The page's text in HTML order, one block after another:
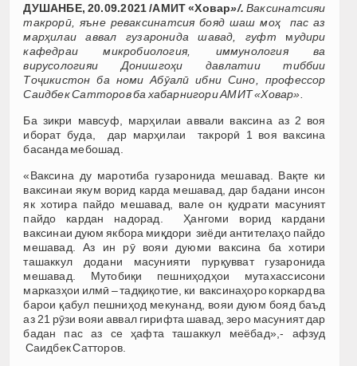
ДУШАНБЕ, 20.09.2021 /АМИТ «Ховар»/.Ваксинатсияи
такрорӣ, яъне реваксинатсия бояд шаш моҳ пас аз
марҳилаи аввал гузаронида шавад, гуфт мудири
кафедраи микробиология, иммунология ва
вирусологияи Донишгоҳи давлатии тиббии
Тоҷикистон ба номи Абӯалӣ ибни Сино, профессор
Саидбек Сатторов ба хабарнигори АМИТ «Ховар».
Ба зикри мавсуф, марҳилаи аввали ваксина аз 2 воя
иборат буда, дар марҳилаи такрорӣ 1 воя ваксина
басанда мебошад.
«Ваксина ду маротиба гузаронида мешавад. Вақте ки
ваксинаи якум ворид карда мешавад, дар бадани инсон
як хотира пайдо мешавад, вале он қудрати масуният
пайдо кардан надорад. Ҳангоми ворид кардани
ваксинаи дуюм якбора миқдори зиёди антителаҳо пайдо
мешавад. Аз ин рӯ вояи дуюми ваксина ба хотири
ташаккул додани масунияти пурқувват гузаронида
мешавад. Мутобиқи пешниҳодҳои мутахассисони
марказҳои илмӣ – тадқиқотие, ки ваксинаҳоро коркард ва
барои қабул пешниҳод мекунанд, вояи дуюм бояд баъд
аз 21 рӯзи вояи аввал гирифта шавад, зеро масуният дар
бадан пас аз се ҳафта ташаккул меёбад»,- афзуд
Саидбек Сатторов.